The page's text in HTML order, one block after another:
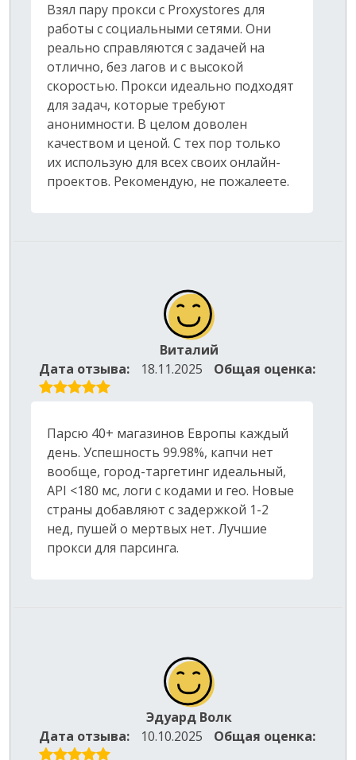
Взял пару прокси с Proxystores для
работы с социальными сетями. Они
реально справляются с задачей на
отлично, без лагов и с высокой
скоростью. Прокси идеально подходят
для задач, которые требуют
анонимности. В целом доволен
качеством и ценой. С тех пор только
их использую для всех своих онлайн-
проектов. Рекомендую, не пожалеете.
Виталий
Дата отзыва:
18.11.2025 Общая оценка:
Парсю 40+ магазинов Европы каждый
день. Успешность 99.98%, капчи нет
вообще, город-таргетинг идеальный,
API <180 мс, логи с кодами и гео. Новые
страны добавляют с задержкой 1-2
нед, пушей о мертвых нет. Лучшие
прокси для парсинга.
Эдуард Волк
Дата отзыва:
10.10.2025 Общая оценка: